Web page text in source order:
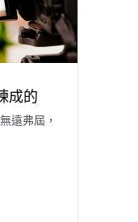
成的
遠弗屆，